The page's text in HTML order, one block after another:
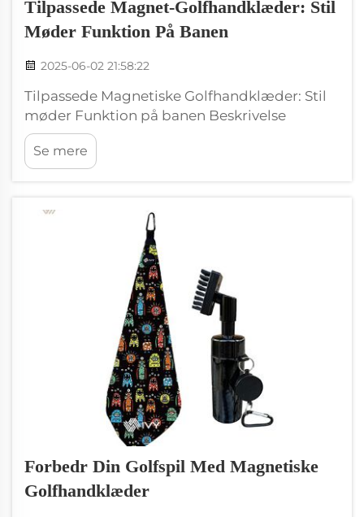
Tilpassede Magnet-Golfhandklæder: Stil
Møder Funktion På Banen
2025-06-02 21:58:22
Tilpassede Magnetiske Golfhandklæder: Stil
møder Funktion på banen Beskrivelse
Forbedr din golfspil med et unikt magnetisk
golfhandklæde fra Wxivytextile. Begge stilfylt
og støttende vil disse handklæder tilføje sjov
Se mere
Forbedr Din Golfspil Med Magnetiske
Golfhandklæder